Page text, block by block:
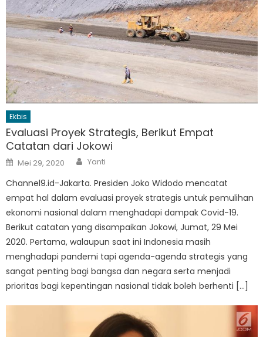
Ekbis
Evaluasi Proyek Strategis, Berikut Empat
Catatan dari Jokowi
Posted
on
Mei 29, 2020 Author
Yanti
Channel9.id-Jakarta. Presiden Joko Widodo mencatat
empat hal dalam evaluasi proyek strategis untuk pemulihan
ekonomi nasional dalam menghadapi dampak Covid-19.
Berikut catatan yang disampaikan Jokowi, Jumat, 29 Mei
2020. Pertama, walaupun saat ini Indonesia masih
menghadapi pandemi tapi agenda-agenda strategis yang
sangat penting bagi bangsa dan negara serta menjadi
prioritas bagi kepentingan nasional tidak boleh berhenti […]